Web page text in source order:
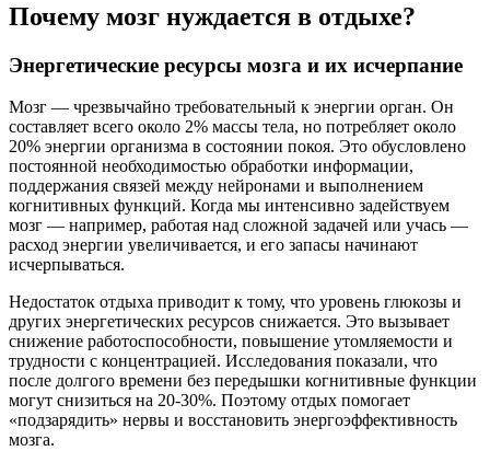
Почему мозг нуждается в отдыхе?
Энергетические ресурсы мозга и их исчерпание
Мозг — чрезвычайно требовательный к энергии орган. Он
составляет всего около 2% массы тела, но потребляет около
20% энергии организма в состоянии покоя. Это обусловлено
постоянной необходимостью обработки информации,
поддержания связей между нейронами и выполнением
когнитивных функций. Когда мы интенсивно задействуем
мозг — например, работая над сложной задачей или учась —
расход энергии увеличивается, и его запасы начинают
исчерпываться.
Недостаток отдыха приводит к тому, что уровень глюкозы и
других энергетических ресурсов снижается. Это вызывает
снижение работоспособности, повышение утомляемости и
трудности с концентрацией. Исследования показали, что
после долгого времени без передышки когнитивные функции
могут снизиться на 20-30%. Поэтому отдых помогает
«подзарядить» нервы и восстановить энергоэффективность
мозга.